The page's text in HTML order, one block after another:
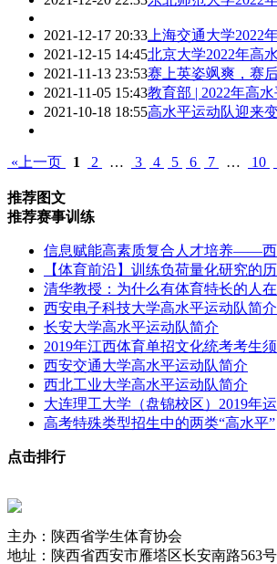
2021-12-17 20:33 上海交通大学2022
2021-12-15 14:45北京大学2022年高
2021-11-13 23:53赛上英姿飒爽，赛
2021-11-05 15:43教育部 | 2022年高
2021-10-18 18:55高水平运动队迎来
«上一页 1 2 … 3 4 5 6 7 … 10
推荐图文
推荐赛事训练
信息赋能高素质复合人才培养——
【体育前沿】训练负荷量化研究的
清华教授：为什么有体育特长的人
西安电子科技大学高水平运动队简介
长安大学高水平运动队简介
2019年江西体育单招文化统考考生
西安交通大学高水平运动队简介
西北工业大学高水平运动队简介
大连理工大学（盘锦校区）2019年
高考特殊类型招生中的两类“高水平”
点击排行
主办：陕西省学生体育协会
地址：陕西省西安市雁塔区长安南路563号